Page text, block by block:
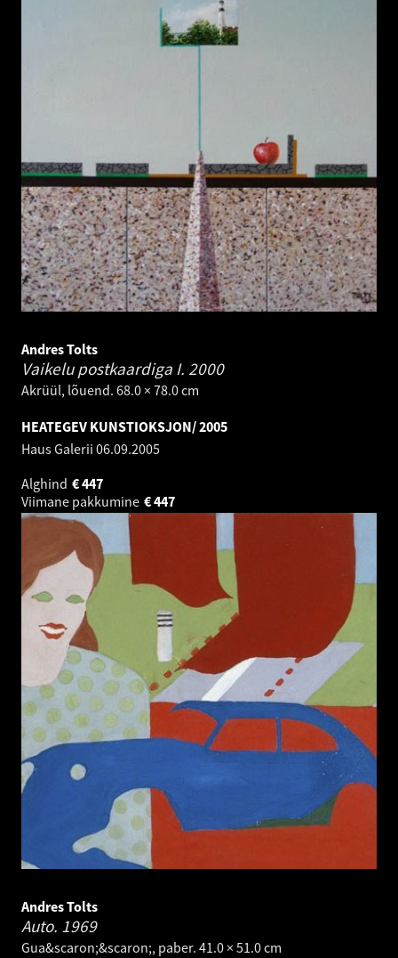
Andres Tolts
Vaikelu postkaardiga I. 2000
Akrüül, lõuend. 68.0 × 78.0 cm
HEATEGEV KUNSTIOKSJON/ 2005
Haus Galerii 06.09.2005
Alghind
447
€
Viimane pakkumine
447
€
Andres Tolts
Auto. 1969
Gua&scaron;&scaron;, paber. 41.0 × 51.0 cm